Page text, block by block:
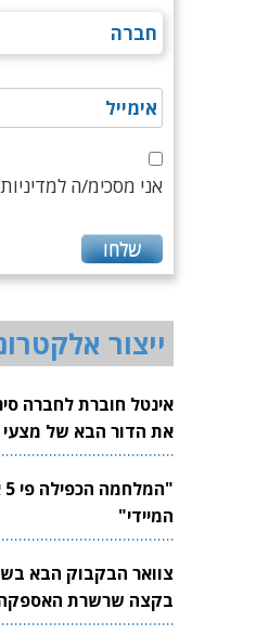
אני מסכימ/ה
ייצור
אינטל חוברת לחברה
את הדור הבא של מצעי
לשבבים
המיידי"
בקצה שרשרת